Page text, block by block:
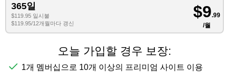
365일
$119.95 일시불
$119.95/12개월마다 갱신
$9.99
/월
오늘 가입할 경우 보장:
1개 멤버십으로 10개 이상의 프리미엄 사이트 이용